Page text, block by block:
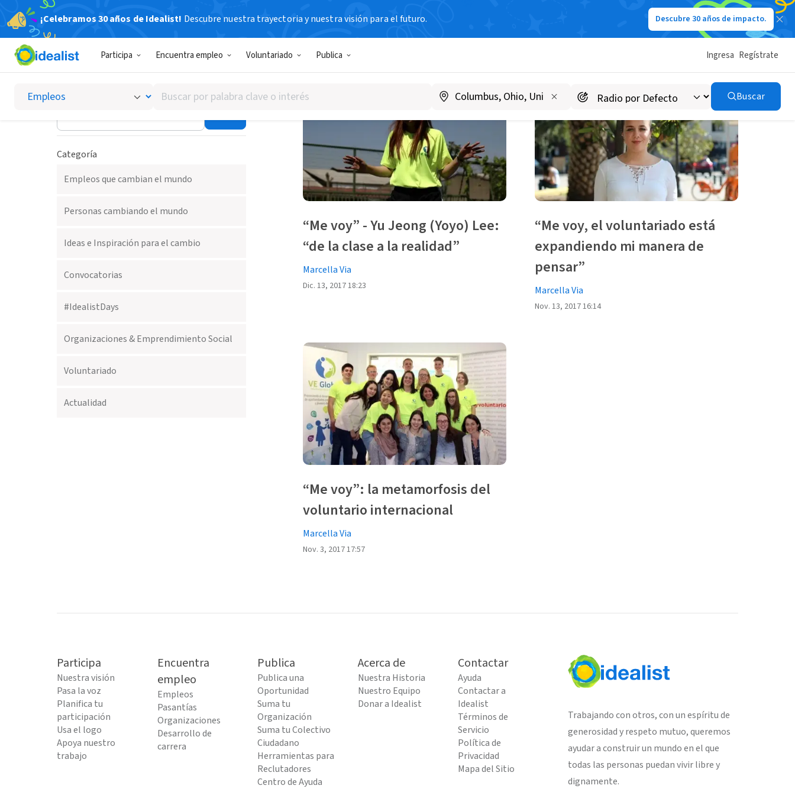
¡Celebramos 30 años de Idealist! Descubre nuestra trayectoria y nuestra visión para el futuro. Descubre 30 años de impacto.
Participa Encuentra empleo Voluntariado Publica Ingresa Regístrate
Buscar
por
clave
Buscar
Idealistas Blog
Categoría
Empleos que cambian el mundo
Personas cambiando el mundo
Ideas e Inspiración para el cambio
Convocatorias
#IdealistDays
Organizaciones & Emprendimiento Social
Voluntariado
Actualidad
1-3 de 3 artículos
“Me voy” - Yu Jeong (Yoyo) Lee:
“de la clase a la realidad”
Marcella Via
Dic. 13, 2017 18:23
“Me voy, el voluntariado está
expandiendo mi manera de
pensar”
Marcella Via
Nov. 13, 2017 16:14
“Me voy”: la metamorfosis del
voluntario internacional
Marcella Via
Nov. 3, 2017 17:57
Participa
Nuestra visión
Pasa la voz
Planifica tu
participación
Usa el logo
Apoya nuestro
trabajo
Encuentra
empleo
Empleos
Pasantías
Organizaciones
Desarrollo de
carrera
Publica
Publica una
Oportunidad
Suma tu
Organización
Suma tu Colectivo
Ciudadano
Herramientas para
Reclutadores
Centro de Ayuda
Acerca de
Nuestra Historia
Nuestro Equipo
Donar a Idealist
Contactar
Ayuda
Contactar a
Idealist
Términos de
Servicio
Política de
Privacidad
Mapa del Sitio
Trabajando con otros, con un espíritu de
generosidad y respeto mutuo, queremos
ayudar a construir un mundo en el que
todas las personas puedan vivir libre y
dignamente.